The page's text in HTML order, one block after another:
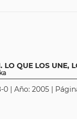
LO QUE LOS UNE,
0 | Año: 2005 |